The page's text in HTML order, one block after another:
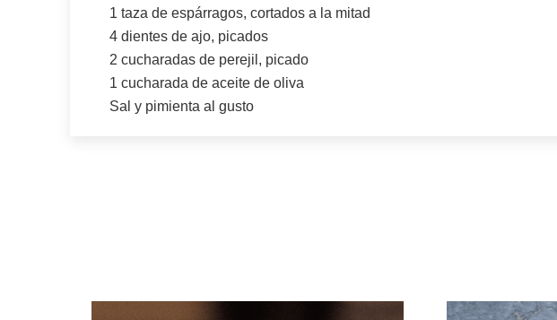
1 taza de espárragos, cortados a la mitad
4 dientes de ajo, picados
2 cucharadas de perejil, picado
1 cucharada de aceite de oliva
Sal y pimienta al gusto